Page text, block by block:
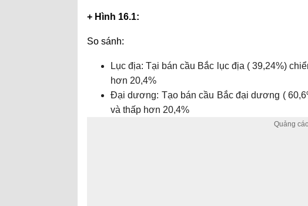
+ Hình 16.1:
So sánh:
Lục địa: Tại bán cầu Bắc lục địa ( 39,24%)
hơn 20,4%
Đại dương: Tạo bán cầu Bắc đại dương (
và thấp hơn 20,4%